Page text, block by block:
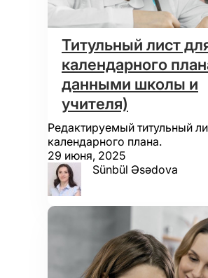
Титульный лист
календарного
данными школы и
учителя)
Редактируемый титульный
календарного плана.
29 июня, 2025
Sünbül Əsədova